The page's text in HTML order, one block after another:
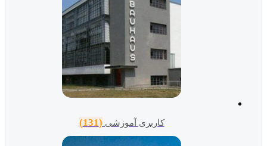
کاربری آموزشی(131)